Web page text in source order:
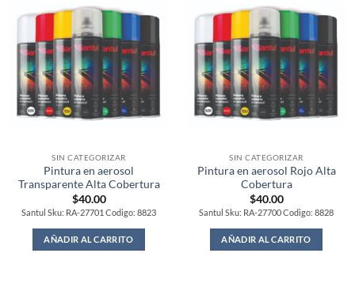
SIN CATEGORIZAR
Pintura en aerosol
Transparente Alta Cobertura
$40.00
Santul Sku: RA-27701 Codigo: 8823
AÑADIR AL CARRITO
SIN CATEGORIZAR
Pintura en aerosol Rojo Alta
Cobertura
$40.00
Santul Sku: RA-27700 Codigo: 8828
AÑADIR AL CARRITO